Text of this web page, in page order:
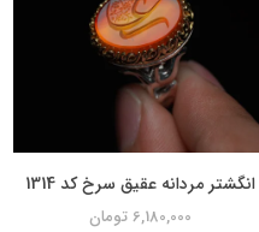
انگشتر مردانه عقیق سرخ کد 1314
6,180,000 تومان